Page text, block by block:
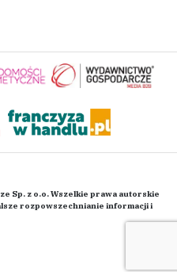
Sp. z o.o. Wszelkie prawa autorskie
rozpowszechnianie informacji i